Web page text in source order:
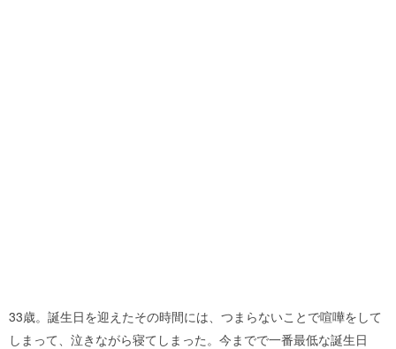
33歳。誕生日を迎えたその時間には、つまらないことで喧嘩をして
しまって、泣きながら寝てしまった。今までで一番最低な誕生日